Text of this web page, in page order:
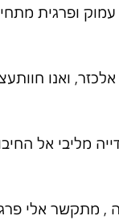
עמוק ופרגית
ואנו
מליבי אל
אלי